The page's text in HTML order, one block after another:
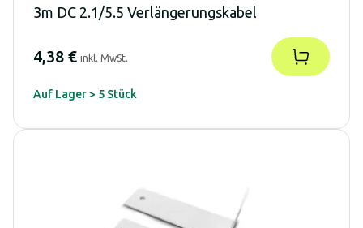
3m DC 2.1/5.5 Verlängerungskabel
4,38 € inkl. MwSt.
Auf Lager > 5 Stück